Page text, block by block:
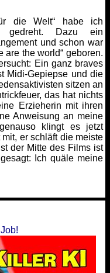
die Welt“ habe ich
gedreht. Dazu ein
und schon war
are the world“ geboren.
Ein ganz braves
Midi-Gepiepse und die
sitzen an
das hat nichts
Erzieherin mit ihren
Anweisung an meine
klingt es jetzt
er schläft die meiste
der Mitte des Films ist
Ich quäle meine